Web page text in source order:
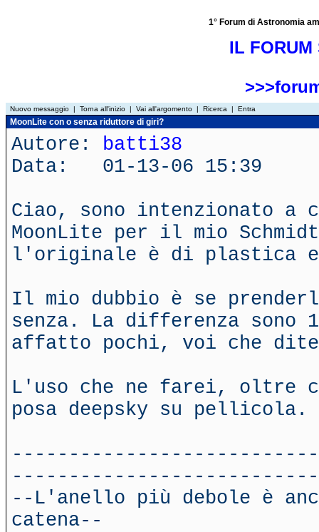
1° Forum di Astronomia
IL FORUM
Nuovo messaggio | Torna all'inizio | Vai all'argomento | Ricerca | Entra
MoonLite con o senza riduttore di giri?
Autore: batti38
Data: 01-13-06 15:39
Ciao, sono intenzionato a
MoonLite per il mio
l'originale è di plastica
Il mio dubbio è se
senza. La differenza sono
affatto pochi, voi che
L'uso che ne farei, oltre
posa deepsky su pellicola.
--L'anello più debole è
catena--